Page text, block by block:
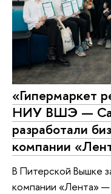
«Гипермаркет
НИУ ВШЭ —
разработали
компании
В Питерской Вышке
компании «Лента»